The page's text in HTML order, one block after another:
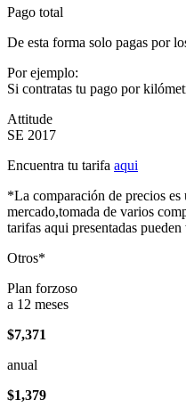
Pago total
De esta forma solo pagas por
Por ejemplo:
Si contratas tu pago por
Attitude
SE 2017
Encuentra tu tarifa aqui
*La comparación de precios es
mercado,tomada de varios
tarifas aqui presentadas pueden
Otros*
Plan forzoso
a 12 meses
$7,371
anual
$1,379